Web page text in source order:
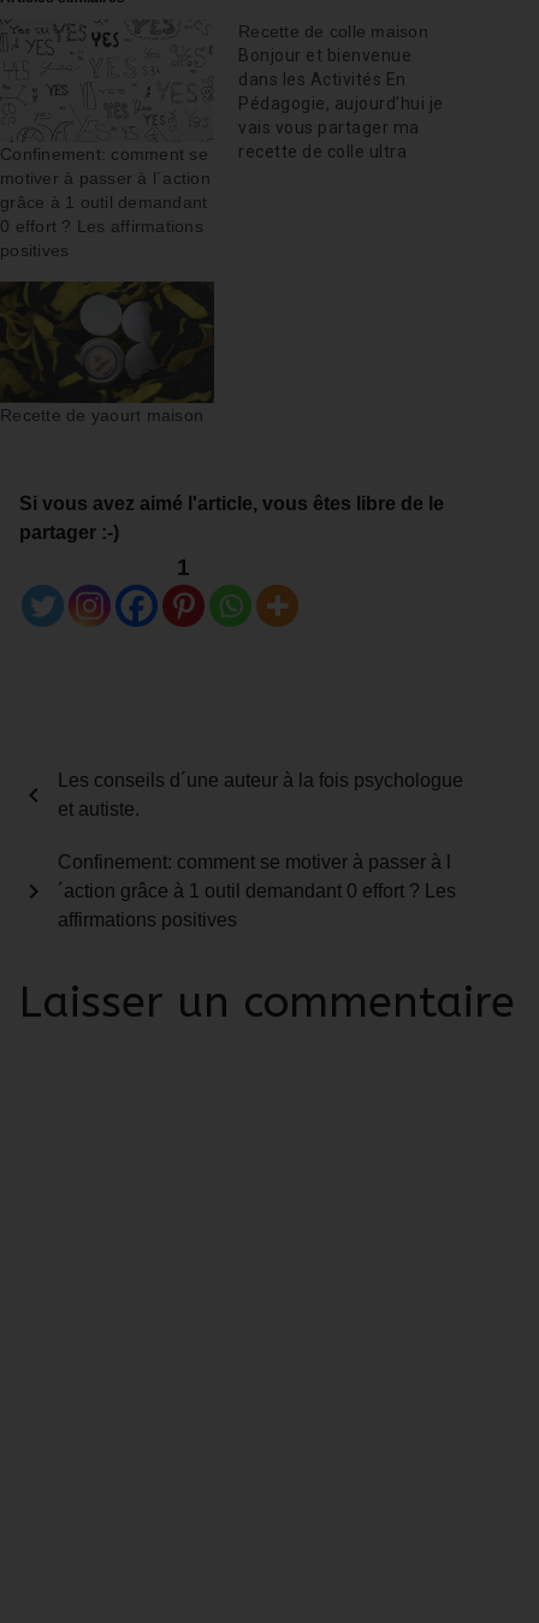
Confinement: comment se
motiver à passer à l´action
grâce à 1 outil demandant
0 effort ? Les affirmations
positives
Recette de colle maison
Bonjour et bienvenue
dans les Activités En
Pédagogie, aujourd’hui je
vais vous partager ma
recette de colle ultra
Recette de yaourt maison
Si vous avez aimé l'article, vous êtes libre de le
partager :-)
1
chevron_left
Les conseils d´une auteur à la fois psychologue
et autiste.
Confinement: comment se motiver à passer à l
´action grâce à 1 outil demandant 0 effort ? Les
affirmations positives
chevron_right
Laisser un commentaire